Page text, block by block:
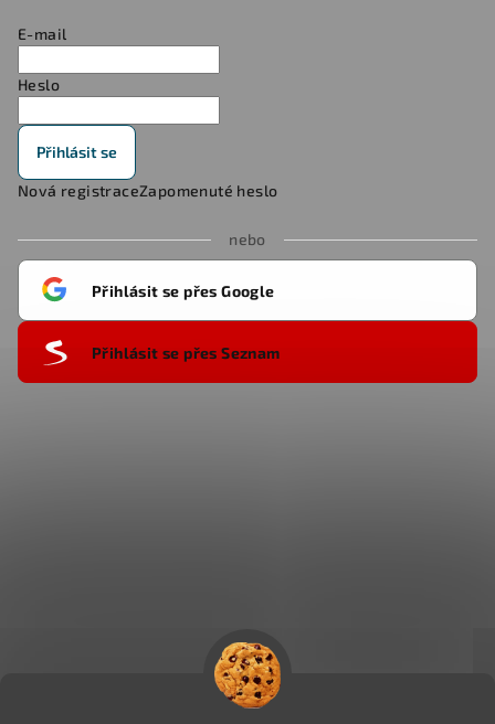
E-mail
Heslo
Přihlásit se
Nová registraceZapomenuté heslo
nebo
Přihlásit se přes Google
Přihlásit se přes Seznam